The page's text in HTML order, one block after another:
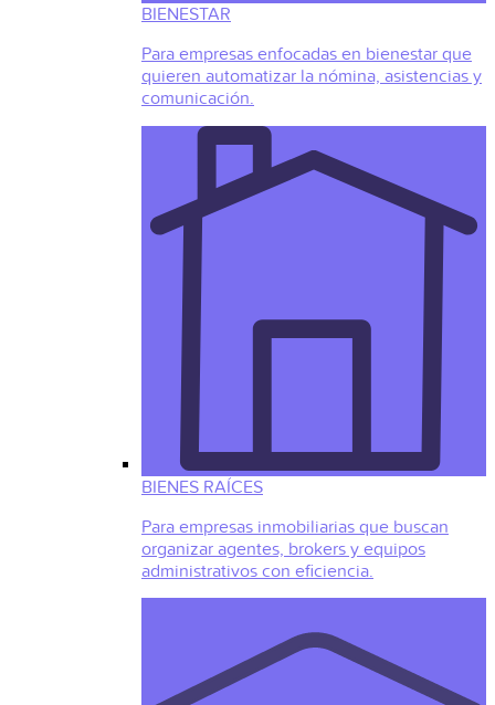
BIENESTAR
Para empresas enfocadas en bienestar que
quieren automatizar la nómina, asistencias y
comunicación.
BIENES RAÍCES
Para empresas inmobiliarias que buscan
organizar agentes, brokers y equipos
administrativos con eficiencia.